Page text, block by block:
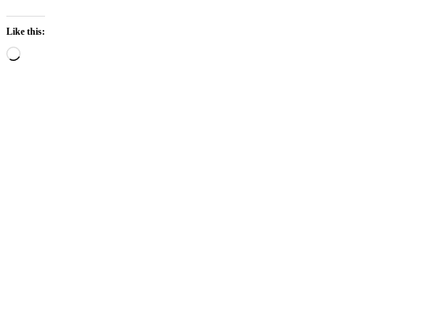
Like this:
Loading…